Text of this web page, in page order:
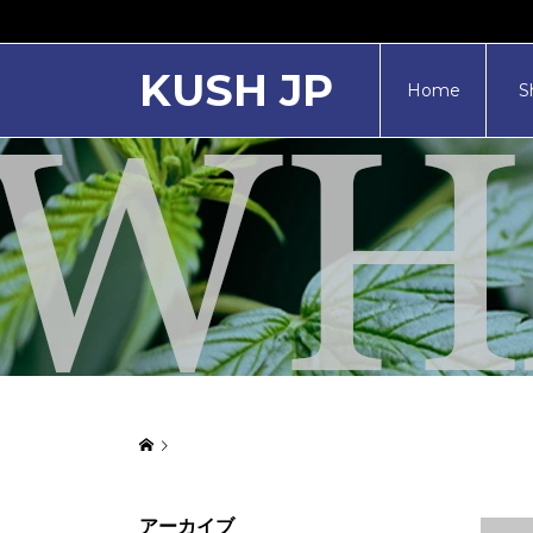
KUSH JP Home
アーカイブ